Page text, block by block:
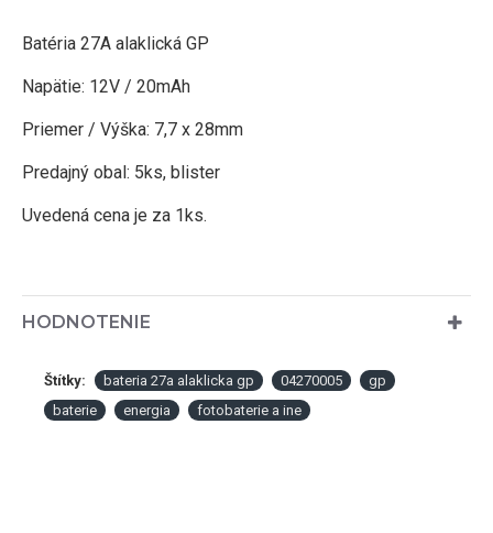
Batéria 27A alaklická GP
Napätie: 12V / 20mAh
Priemer / Výška: 7,7 x 28mm
Predajný obal: 5ks, blister
Uvedená cena je za 1ks.
HODNOTENIE
Štítky: bateria 27a alaklicka gp 04270005
gp
baterie
energia fotobaterie a ine